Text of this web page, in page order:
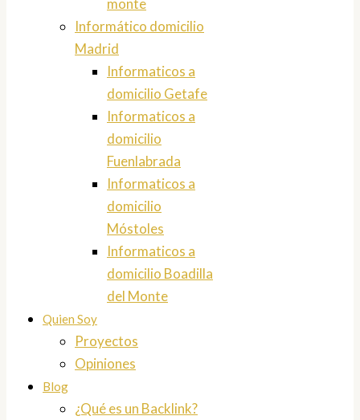
monte
Informático domicilio
Madrid
Informaticos a
domicilio Getafe
Informaticos a
domicilio
Fuenlabrada
Informaticos a
domicilio
Móstoles
Informaticos a
domicilio Boadilla
del Monte
Quien Soy
Proyectos
Opiniones
Blog
¿Qué es un Backlink?